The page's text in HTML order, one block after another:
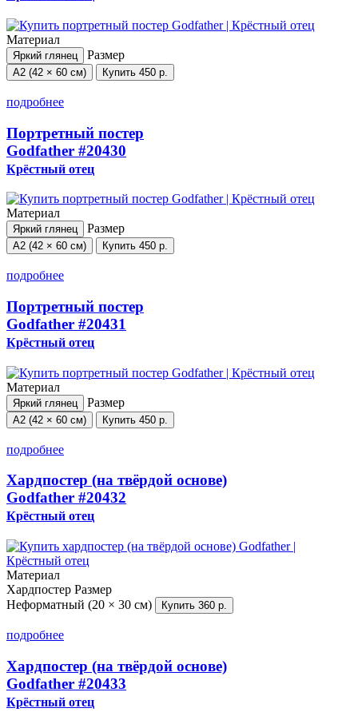
Материал
Яркий глянец Размер
А2 (42 × 60 см) Купить 450 р.
подробнее
Портретный постер
Godfather #20430
Крёстный отец
Материал
Яркий глянец Размер
А2 (42 × 60 см) Купить 450 р.
подробнее
Портретный постер
Godfather #20431
Крёстный отец
Материал
Яркий глянец Размер
А2 (42 × 60 см) Купить 450 р.
подробнее
Хардпостер (на твёрдой основе)
Godfather #20432
Крёстный отец
Материал
Хардпостер Размер
Неформатный (20 × 30 см)
Купить 360 р.
подробнее
Хардпостер (на твёрдой основе)
Godfather #20433
Крёстный отец